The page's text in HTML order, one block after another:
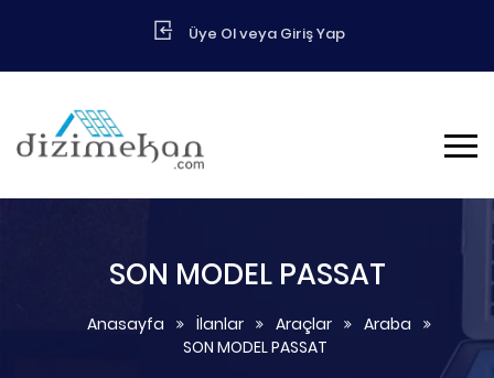
Üye Ol veya Giriş Yap
SON MODEL PASSAT
Anasayfa İlanlar Araçlar
Araba
SON MODEL PASSAT